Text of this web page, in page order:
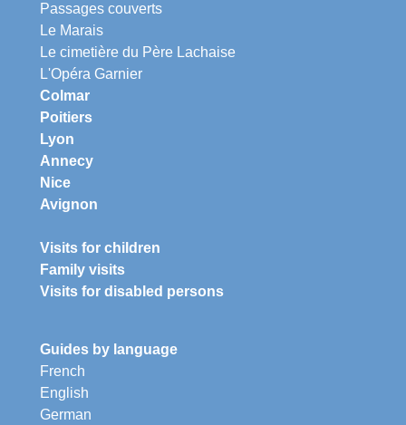
Passages couverts
Le Marais
Le cimetière du Père Lachaise
L'Opéra Garnier
Colmar
Poitiers
Lyon
Annecy
Nice
Avignon
Visits for children
Family visits
Visits for disabled persons
Guides by language
French
English
German